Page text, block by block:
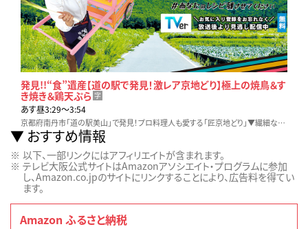
発見!!“食”遺産【道の駅で発見！激レア京地どり】極上の焼鳥＆す
き焼き＆鶏天ぷら 字
あす昼3:29〜3:54
京都府南丹市「道の駅美山」で発見！プロ料理人も愛する「匠京地どり」▼繊細な肉質…しっとり鶏天▼さっぱり＆ぷるぷる！水晶鶏▼夏にぴったり“白いすき焼き”とは？
おすすめ情報
以下、一部リンクにはアフィリエイトが含まれます。
テレビ大阪公式サイトはAmazonアソシエイト・プログラムに参加
し、Amazon.co.jpのサイトにリンクすることにより、広告料を得てい
ます。
Amazon ふるさと納税